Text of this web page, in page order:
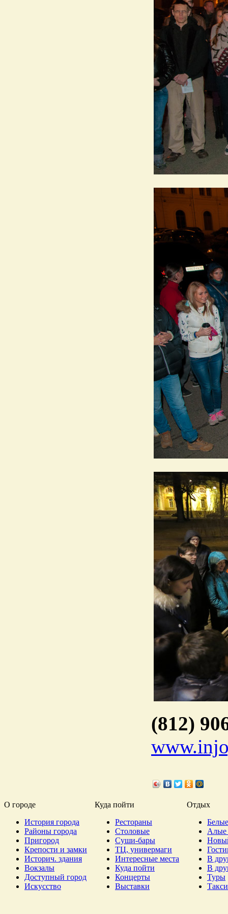
(812)
О городе Куда пойти
Отдых
История города
Районы города
Пригород
Крепости и замки
Историч. здания
Вокзалы
Доступный город
Искусство
Рестораны
Столовые
Суши-бары
ТЦ, универмаги
Интересные места
Куда пойти
Концерты
Выставки
Алые
В
В
Туры
Такси